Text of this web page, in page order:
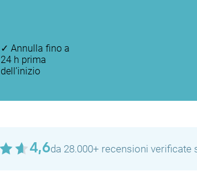
✓ Annulla fino a
24 h prima
dell’inizio
4,6da 28.000+ recensioni verificate